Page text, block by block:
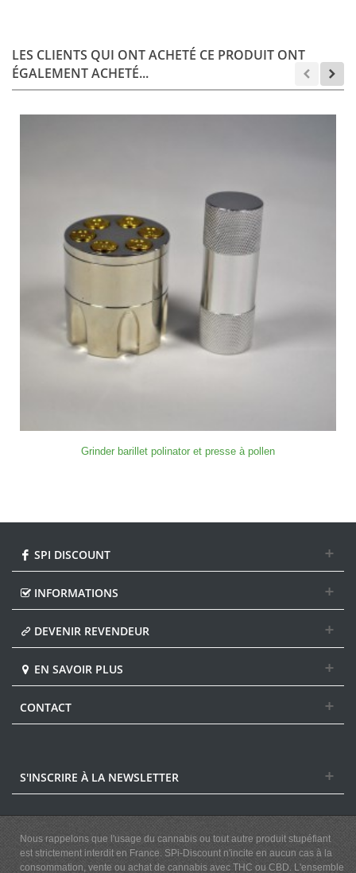
LES CLIENTS QUI ONT ACHETÉ CE PRODUIT ONT
ÉGALEMENT ACHETÉ...
Grinder barillet polinator et presse à pollen
SPI DISCOUNT
INFORMATIONS
DEVENIR REVENDEUR
EN SAVOIR PLUS
CONTACT
S'INSCRIRE À LA NEWSLETTER
Nous rappelons que l'usage du cannabis ou tout autre produit stupéfiant
est strictement interdit en France. SPi-Discount n'incite en aucun cas à la
consommation, vente ou achat de cannabis avec THC ou CBD. L'ensemble